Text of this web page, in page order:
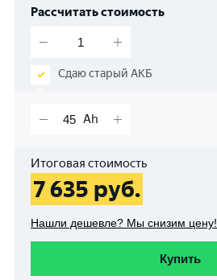
Рассчитать стоимость
Сдаю старый АКБ
Итоговая стоимость
7 635 руб.
Нашли дешевле? Мы снизим цену!
Купить